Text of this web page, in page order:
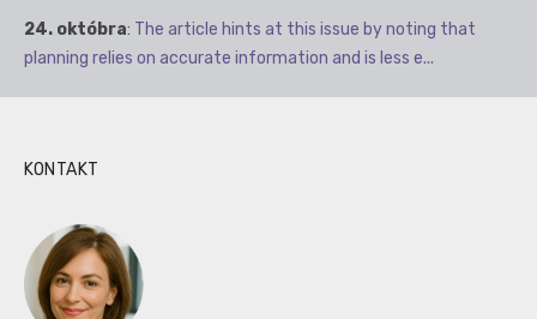
24. októbra: The article hints at this issue by noting that
planning relies on accurate information and is less e...
KONTAKT